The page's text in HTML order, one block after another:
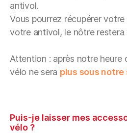
antivol.
Vous pourrez récupérer
votre antivol, le nôtre restera
Attention : après notre heure
vélo ne sera plus sous
Puis-je laisser mes
vélo ?